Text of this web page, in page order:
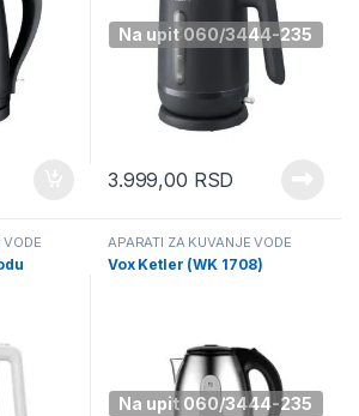
Na upit 060/3444-235
3.999,00 RSD
VODE
Na upit 060/3444-235
APARATI ZA KUVANJE VODE
Vox Ketler (WK 1708)